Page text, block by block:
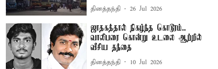
தினத்தந்தி 26 Jul 2026
ஜாதகத்தால் நிகழ்ந்த கொடூரம்..
வாலிபரை கொன்று உடலை ஆற்றில்
வீசிய தந்தை
தினத்தந்தி 10 Jul 2026